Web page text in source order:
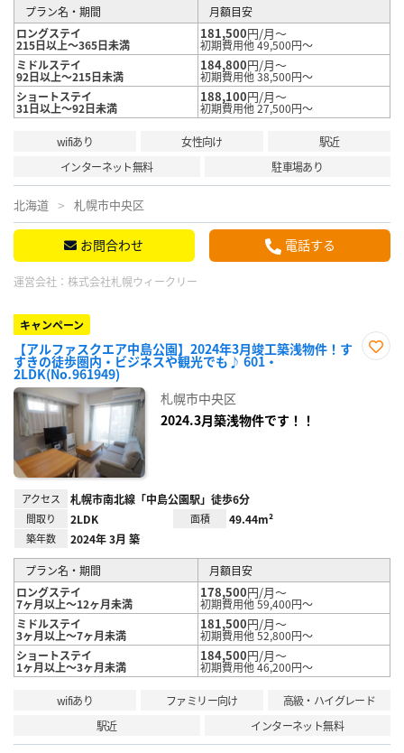
プラン名・期間
月額目安
ロングステイ
215日以上～365日未満
181,500円/月～
初期費用他 49,500円～
ミドルステイ
92日以上～215日未満
184,800円/月～
初期費用他 38,500円～
ショートステイ
31日以上～92日未満
188,100円/月～
初期費用他 27,500円～
wifiあり 女性向け
駅近
インターネット無料
駐車場あり
北海道 札幌市中央区
お問合わせ 電話する
運営会社： 株式会社札幌ウィークリー
キャンペーン
【アルファスクエア中島公園】2024年3月竣工築浅物件！す
すきの徒歩圏内・ビジネスや観光でも♪ 601・
2LDK(No.961949)
札幌市中央区
2024.3月築浅物件です！！
アクセス 札幌市南北線「中島公園駅」徒歩6分
間取り 2LDK 面積 49.44m²
築年数 2024年 3月 築
プラン名・期間
月額目安
ロングステイ
7ヶ月以上～12ヶ月未満
178,500円/月～
初期費用他 59,400円～
ミドルステイ
3ヶ月以上～7ヶ月未満
181,500円/月～
初期費用他 52,800円～
ショートステイ
1ヶ月以上～3ヶ月未満
184,500円/月～
初期費用他 46,200円～
wifiあり ファミリー向け
高級・ハイグレード
駅近
インターネット無料